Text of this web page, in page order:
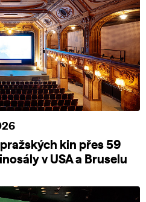
kin přes 59
v USA a Bruselu